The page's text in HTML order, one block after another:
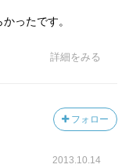
ったです。
詳細をみる
フォロー
2013.10.14